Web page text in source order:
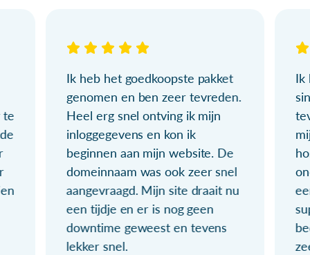
te
Ik heb het goedkoopste pakket
genomen en ben zeer tevreden.
Heel erg snel ontving ik mijn
inloggegevens en kon ik
beginnen aan mijn website. De
domeinnaam was ook zeer snel
aangevraagd. Mijn site draait nu
een tijdje en er is nog geen
downtime geweest en tevens
lekker snel.
Ik